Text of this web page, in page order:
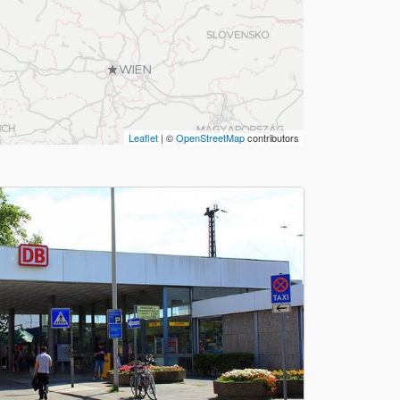
Leaflet| ©OpenStreetMapcontributors